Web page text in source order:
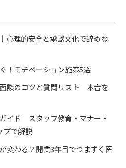
心理的安全と承認文化で辞めな
！モチベーション施策5選
談のコツと質問リスト｜本音を
イド｜スタッフ教育・マナー・
プで解説
変わる？開業3年目でつまずく医